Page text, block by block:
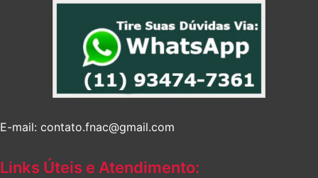
E-mail: contato.fnac@gmail.com
Links Úteis e Atendimento: